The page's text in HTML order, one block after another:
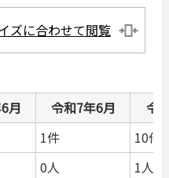
ズに合わせて閲覧
月
令和7年6月
令
1件
10件
0人
1人